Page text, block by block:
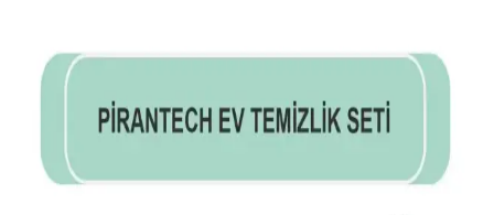
aksesuarlarıyla etkili temizlik sağlar, kullanıcı dostu tasarımıyla öne
çıkar.
Tefal TW7941 Silence Force Cyclonic Effitech:
Güçlü ve Sessiz Elektrikli Süpürge Özellikleri